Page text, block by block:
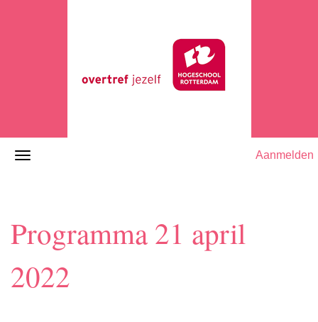
Aanmelden
Programma 21 april
2022